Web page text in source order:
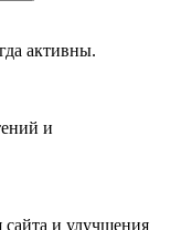
активны.
и
сайта и улучшения